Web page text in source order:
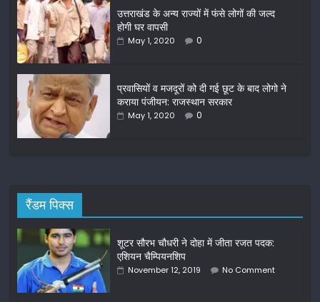
o
k
उत्तराखंड के अन्य राज्यों में फंसे लोगों की जल्द
होगी घर वापसी
May 1, 2020 0
प्रवासियों व मजदूरों को दी गई छूट के बाद लोगो ने
कराया पंजीयन: राजस्थान सरकार
May 1, 2020 0
रैंडम पिक्स
शूटर सौरभ चौधरी ने दोहा में जीता रजत पदक:
एशियन चैम्पियनशिप
November 12, 2019 No Comment